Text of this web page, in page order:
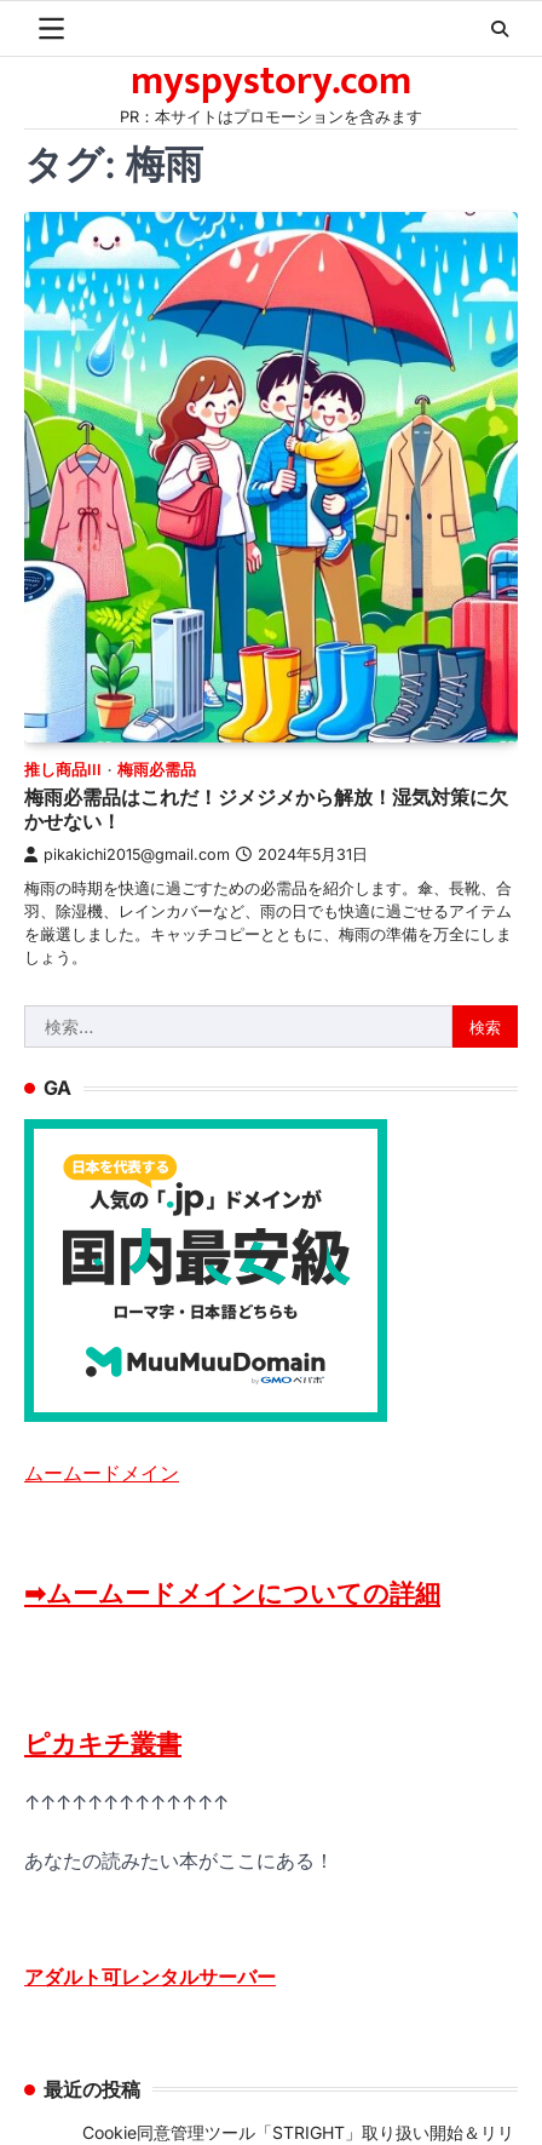
myspystory.com
PR：本サイトはプロモーションを含みます
タグ:梅雨
推し商品III 梅雨必需品
梅雨必需品はこれだ！ジメジメから解放！湿気対策に欠
かせない！
pikakichi2015@gmail.com 2024年5月31日
梅雨の時期を快適に過ごすための必需品を紹介します。傘、長靴、合
羽、除湿機、レインカバーなど、雨の日でも快適に過ごせるアイテム
を厳選しました。キャッチコピーとともに、梅雨の準備を万全にしま
しょう。
索:
GA
ムームードメイン
➡ムームードメインについての詳細
ピカキチ叢書
↑↑↑↑↑↑↑↑↑↑↑↑↑
あなたの読みたい本がここにある！
アダルト可レンタルサーバー
最近の投稿
Cookie同意管理ツール「STRIGHT」取り扱い開始＆リリ